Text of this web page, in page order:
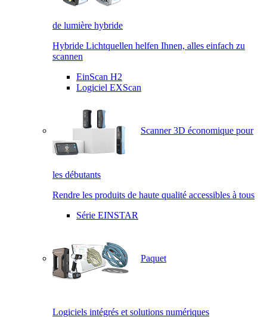
de lumière hybride
Hybride Lichtquellen helfen Ihnen, alles einfach zu
scannen
EinScan H2
Logiciel EXScan
Scanner 3D économique pour
les débutants
Rendre les produits de haute qualité accessibles à tous
Série EINSTAR
Paquet
Logiciels intégrés et solutions numériques